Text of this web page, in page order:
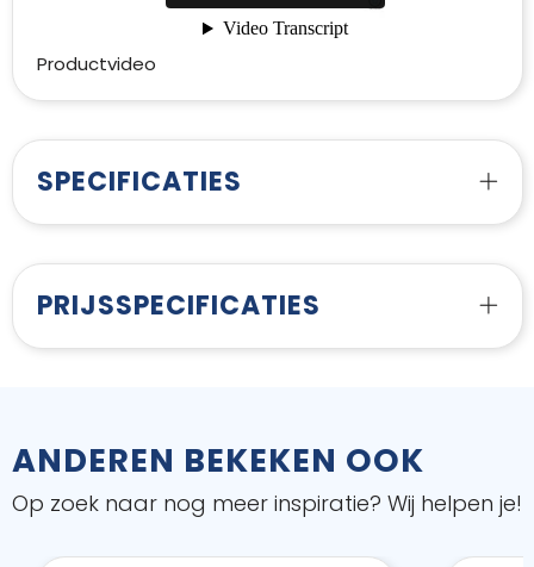
Productvideo
SPECIFICATIES
PRIJSSPECIFICATIES
ANDEREN BEKEKEN OOK
Op zoek naar nog meer inspiratie? Wij helpen je!